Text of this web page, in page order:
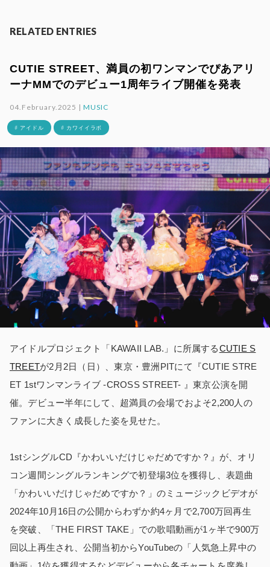
RELATED ENTRIES
CUTIE STREET、満員の初ワンマンでぴあアリ
ーナMMでのデビュー1周年ライブ開催を発表
04.February.2025 |MUSIC
# アイドル # カワイイラボ
アイドルプロジェクト「KAWAII LAB.」に所属するCUTIE S
TREETが2月2日（日）、東京・豊洲PITにて『CUTIE STRE
ET 1stワンマンライブ -CROSS STREET- 』東京公演を開
催。デビュー半年にして、超満員の会場でおよそ2,200人の
ファンに大きく成長した姿を見せた。
1stシングルCD『かわいいだけじゃだめですか？』が、オリ
コン週間シングルランキングで初登場3位を獲得し、表題曲
「かわいいだけじゃだめですか？」のミュージックビデオが
2024年10月16日の公開からわずか約4ヶ月で2,700万回再生
を突破、「THE FIRST TAKE」での歌唱動画が1ヶ半で900万
回以上再生され、公開当初からYouTubeの「人気急上昇中の